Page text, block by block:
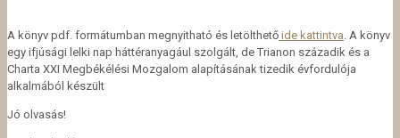
A könyv pdf. formátumban megnyitható és letölthető ide kattintva . A könyv
egy ifjúsági lelki nap háttéranyagául szolgált, de Trianon századik és a
Charta XXI Megbékélési Mozgalom alapításának tizedik évfordulója
alkalmából készült
Jó olvasás!